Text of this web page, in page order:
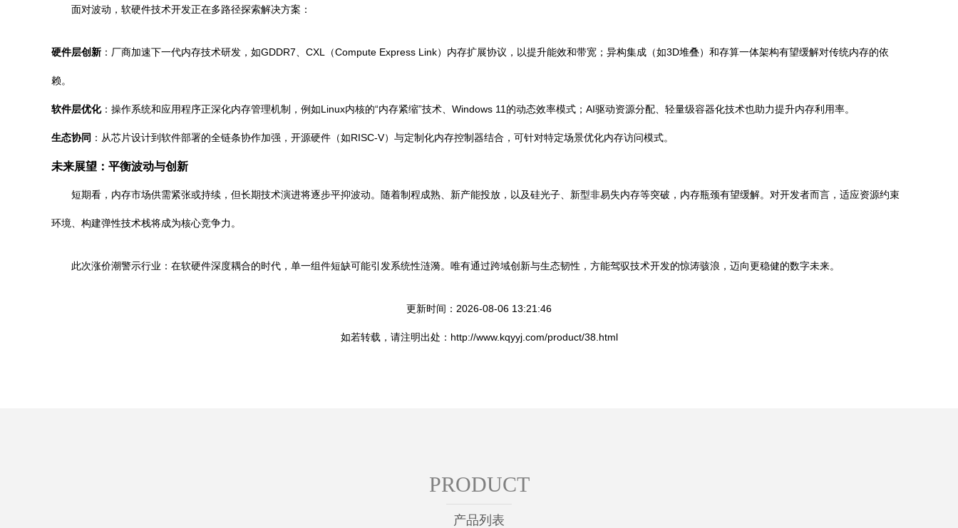
面对波动，软硬件技术开发正在多路径探索解决方案：
硬件层创新 ：厂商加速下一代内存技术研发，如GDDR7、CXL（Compute Express Link）内存扩展协议，以提升能效和带宽；异构集成（如3D堆叠）和存算一体架构有望缓解对传统内存的依
赖。
软件层优化：操作系统和应用程序正深化内存管理机制，例如Linux内核的“内存紧缩”技术、Windows 11的动态效率模式；AI驱动资源分配、轻量级容器化技术也助力提升内存利用率。
生态协同 ：从芯片设计到软件部署的全链条协作加强，开源硬件（如RISC-V）与定制化内存控制器结合，可针对特定场景优化内存访问模式。
未来展望：平衡波动与创新
短期看，内存市场供需紧张或持续，但长期技术演进将逐步平抑波动。随着制程成熟、新产能投放，以及硅光子、新型非易失内存等突破，内存瓶颈有望缓解。对开发者而言，适应资源约束
环境、构建弹性技术栈将成为核心竞争力。
此次涨价潮警示行业：在软硬件深度耦合的时代，单一组件短缺可能引发系统性涟漪。唯有通过跨域创新与生态韧性，方能驾驭技术开发的惊涛骇浪，迈向更稳健的数字未来。
更新时间：2026-08-06 13:21:46
如若转载，请注明出处：http://www.kqyyj.com/product/38.html
PRODUCT
产品列表